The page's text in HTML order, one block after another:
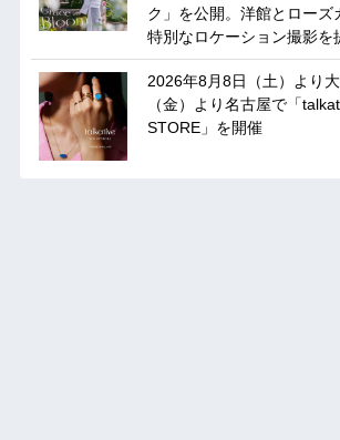
ク」を公開。洋館とローズ
特別なロケーション撮影を
2026年8月8日（土）より
（金）より名古屋で「
STORE」を開催